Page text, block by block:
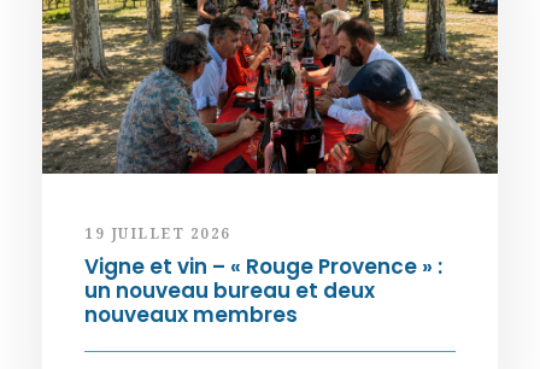
19 JUILLET 2026
Vigne et vin – « Rouge Provence » :
un nouveau bureau et deux
nouveaux membres